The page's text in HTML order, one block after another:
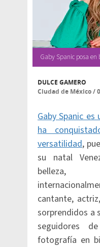
Gaby Spanic posa en
DULCE GAMERO
Ciudad de México/
Gaby Spanic
ha
versatilidad,
su natal
belleza,
cantante,
sorprendidos a
seguidores
fotografía en